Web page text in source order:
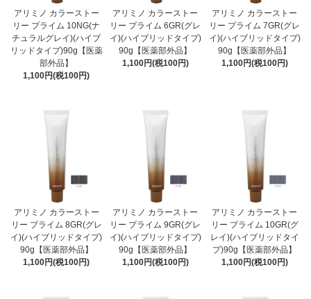
アリミノ カラーストー
リー プライム 10NG(ナ
チュラルグレイ)(ハイブ
リッドタイプ)90g【医薬
部外品】
1,100円(税100円)
アリミノ カラーストー
リー プライム 6GR(グレ
イ)(ハイブリッドタイプ)
90g【医薬部外品】
1,100円(税100円)
アリミノ カラーストー
リー プライム 7GR(グレ
イ)(ハイブリッドタイプ)
90g【医薬部外品】
1,100円(税100円)
アリミノ カラーストー
リー プライム 8GR(グレ
イ)(ハイブリッドタイプ)
90g【医薬部外品】
1,100円(税100円)
アリミノ カラーストー
リー プライム 9GR(グレ
イ)(ハイブリッドタイプ)
90g【医薬部外品】
1,100円(税100円)
アリミノ カラーストー
リー プライム 10GR(グ
レイ)(ハイブリッドタイ
プ)90g【医薬部外品】
1,100円(税100円)